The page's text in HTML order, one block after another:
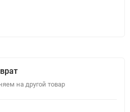
на другой товар